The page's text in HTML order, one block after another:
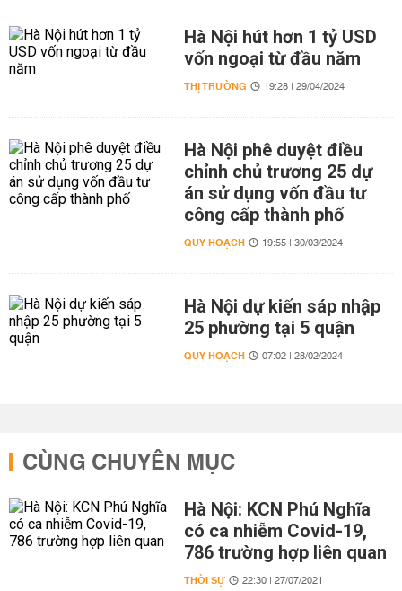
Hà Nội hút hơn 1 tỷ USD
vốn ngoại từ đầu năm
THỊ TRƯỜNG 19:28 | 29/04/2024
Hà Nội phê duyệt điều
chỉnh chủ trương 25 dự
án sử dụng vốn đầu tư
công cấp thành phố
QUY HOẠCH 19:55 | 30/03/2024
Hà Nội dự kiến sáp nhập
25 phường tại 5 quận
QUY HOẠCH 07:02 | 28/02/2024
CÙNG CHUYÊN MỤC
Hà Nội: KCN Phú Nghĩa
có ca nhiễm Covid-19,
786 trường hợp liên quan
THỜI SỰ 22:30 | 27/07/2021